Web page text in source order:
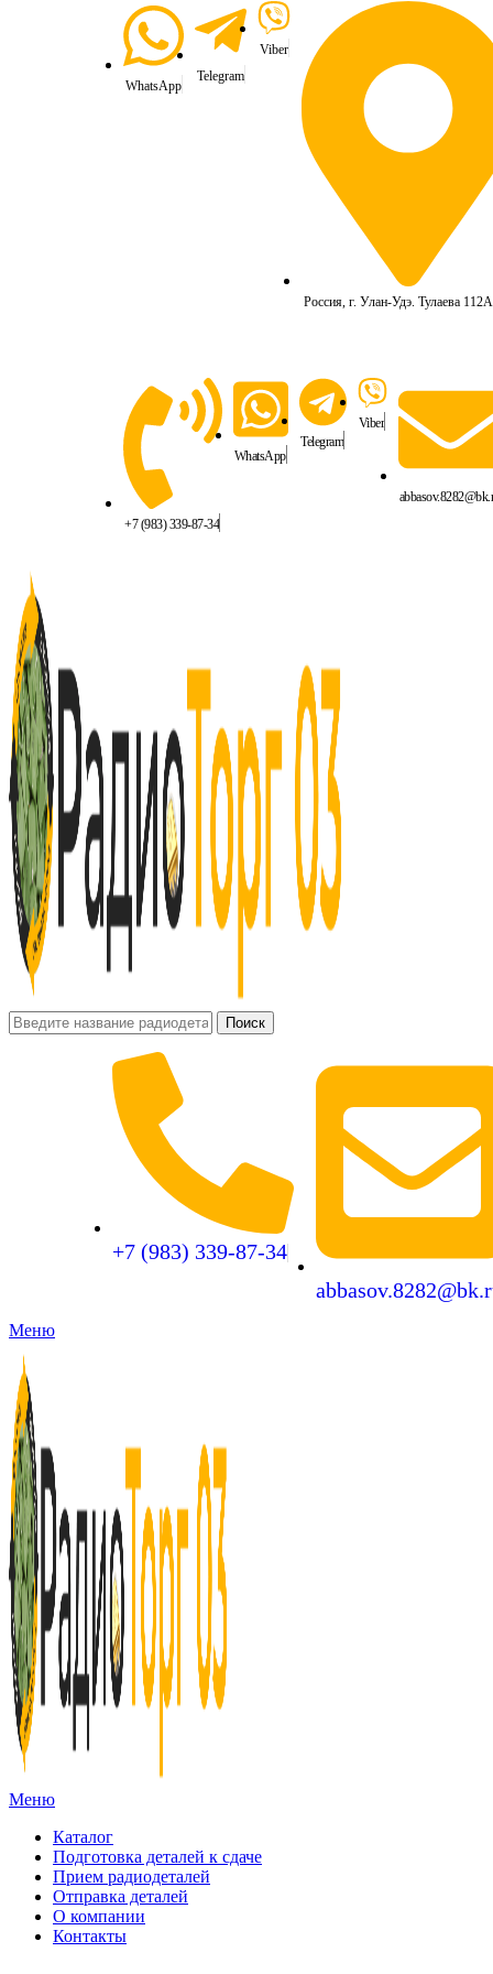
WhatsApp
Telegram
Viber
Россия, г. Улан-Удэ. Тулаева
+7 (983) 339-87-34
WhatsApp
Telegram
Viber
Поиск
+7 (983) 339-87-34
Меню
Меню
Каталог
Подготовка деталей к сдаче
Прием радиодеталей
Отправка деталей
О компании
Контакты